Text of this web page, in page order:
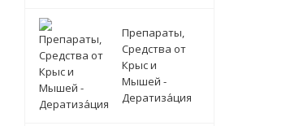
Препараты,
Средства от
Крыс и
Мышей -
Дератиза́ция